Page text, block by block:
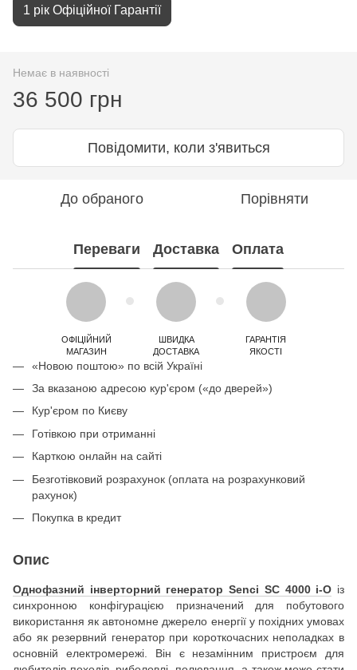
1 рік Офіційної Гарантії
Немає в наявності
36 500 грн
Повідомити, коли з'явиться
До обраного Порівняти
Переваги Доставка Оплата
ОФІЦІЙНИЙ
МАГАЗИН
ШВИДКА
ДОСТАВКА
ГАРАНТІЯ
ЯКОСТІ
«Новою поштою» по всій Україні
За вказаною адресою кур'єром («до дверей»)
Кур'єром по Києву
Готівкою при отриманні
Карткою онлайн на сайті
Безготівковий розрахунок (оплата на розрахунковий
рахунок)
Покупка в кредит
Опис
Однофазний інверторний генератор Senci SC 4000 i-O із
синхронною конфігурацією призначений для побутового
використання як автономне джерело енергії у похідних умовах
або як резервний генератор при короткочасних неполадках в
основній електромережі. Він є незамінним пристроєм для